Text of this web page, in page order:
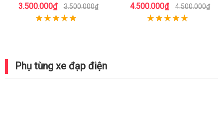
3.500.000₫ 3.500.000₫ 4.500.000₫ 4.500.000₫
Phụ tùng xe đạp điện